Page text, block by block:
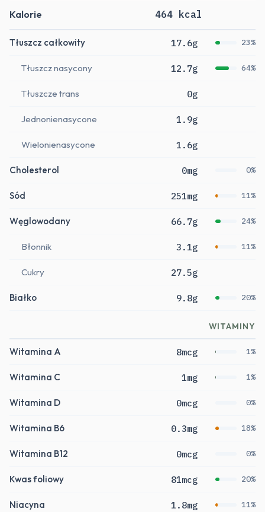
Kalorie 464 kcal
Tłuszcz całkowity 17.6g 23%
Tłuszcz nasycony 12.7g 64%
Tłuszcze trans 0g
Jednonienasycone 1.9g
Wielonienasycone 1.6g
Cholesterol 0mg 0%
Sód 251mg 11%
Węglowodany 66.7g 24%
Błonnik 3.1g 11%
Cukry 27.5g
Białko 9.8g 20%
WITAMINY
Witamina A 8mcg 1%
Witamina C 1mg 1%
Witamina D 0mcg 0%
Witamina B6 0.3mg 18%
Witamina B12 0mcg 0%
Kwas foliowy 81mcg 20%
Niacyna 1.8mg 11%